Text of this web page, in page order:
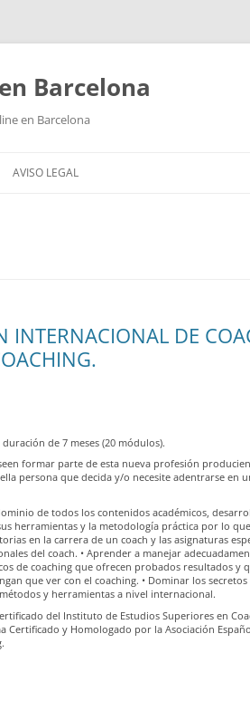
Barcelona
en Barcelona
AVISO LEGAL
INTERNACIONAL DE
de 7 meses (20 módulos).
formar parte de esta nueva profesión
persona que decida y/o necesite adentrarse en
de todos los contenidos académicos,
herramientas y la metodología práctica por lo
en la carrera de un coach y las asignaturas
del coach. • Aprender a manejar
de coaching que ofrecen probados resultados y
que ver con el coaching. • Dominar los
y herramientas a nivel internacional.
del Instituto de Estudios Superiores en
Certificado y Homologado por la Asociación